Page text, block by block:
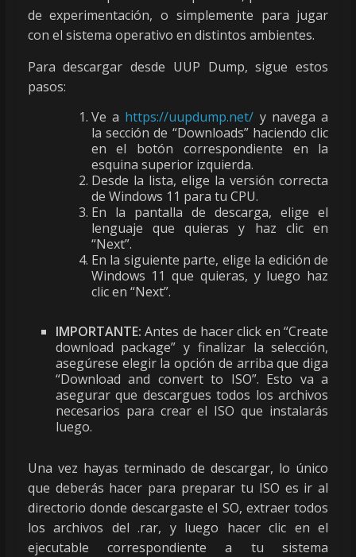
de experimentación, o simplemente para jugar
con el sistema operativo en distintos ambientes.
Para descargar desde UUP Dump, sigue estos
pasos:
Ve a https://uupdump.net/ y navega a
la sección de “Downloads” haciendo clic
en el botón correspondiente en la
esquina superior izquierda.
Desde la lista, elige la versión correcta
de Windows 11 para tu CPU.
En la pantalla de descarga, elige el
lenguaje que quieras y haz clic en
“Next”.
En la siguiente parte, elige la edición de
Windows 11 que quieras, y luego haz
clic en “Next”.
IMPORTANTE:Antes de hacer click en “Create
download package” y finalizar la selección,
asegúrese elegir la opción de arriba que diga
“Download and convert to ISO”. Esto va a
asegurar que descargues todos los archivos
necesarios para crear el ISO que instalarás
luego.
Una vez hayas terminado de descargar, lo único
que deberás hacer para preparar tu ISO es ir al
directorio donde descargaste el SO, extraer todos
los archivos del .rar, y luego hacer clic en el
ejecutable correspondiente a tu sistema